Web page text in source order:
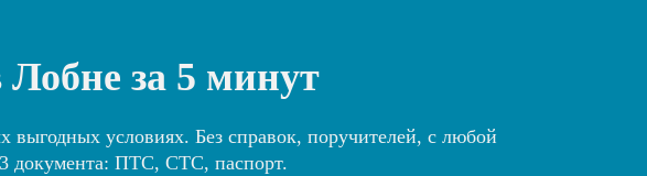
за 5 минут
условиях. Без справок, поручителей, с любой
3 документа: ПТС, СТС, паспорт.